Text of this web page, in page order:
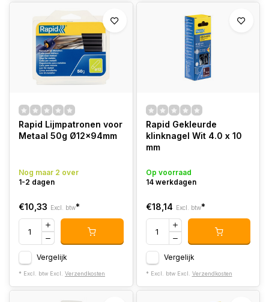
Rapid Lijmpatronen voor
Metaal 50g Ø12x94mm
Nog maar 2 over
1-2 dagen
€10,33 Excl. btw*
Vergelijk
* Excl. btw Excl. Verzendkosten
Rapid Gekleurde
klinknagel Wit 4.0 x 10
mm
Op voorraad
14 werkdagen
€18,14 Excl. btw*
Vergelijk
* Excl. btw Excl. Verzendkosten